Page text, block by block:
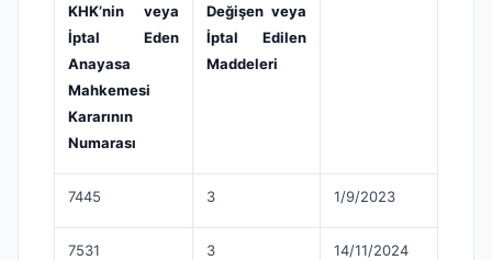
KHK’nin veya
İptal Eden
Anayasa
Mahkemesi
Kararının
Numarası
Değişen veya
İptal Edilen
Maddeleri
7445 3 1/9/2023
7531 3 14/11/2024